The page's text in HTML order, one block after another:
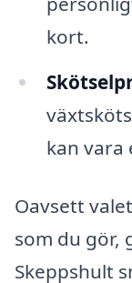
kort.
kan vara
Oavsett
som du gör,
Skeppshult